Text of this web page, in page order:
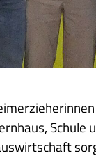
Schule